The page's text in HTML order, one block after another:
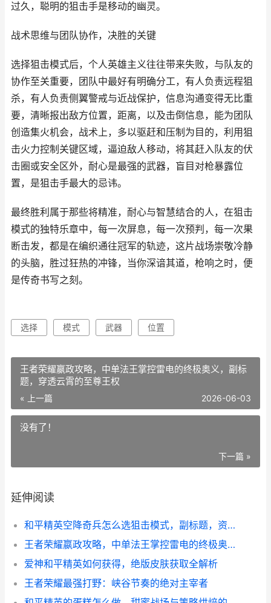
过久，聪明的狙击手是移动的幽灵。
战术思维与团队协作，决胜的关键
选择狙击模式后，个人英雄主义往往带来失败，与队友的
协作至关重要，团队中最好有明确分工，有人负责远程狙
杀，有人负责侧翼警戒与近战保护，信息沟通变得无比重
要，清晰报出敌方位置，距离，以及击倒信息，能为团队
创造集火机会，战术上，多以驱赶和压制为目的，利用狙
击火力控制关键区域，逼迫敌人移动，将其赶入队友的伏
击圈或安全区外，耐心是最强的武器，盲目对枪暴露位
置，是狙击手最大的忌讳。
最终胜利属于那些将精准，耐心与智慧结合的人，在狙击
模式的独特乐章中，每一次屏息，每一次预判，每一次果
断击发，都是在编织通往冠军的轨迹，这片战场崇敬冷静
的头脑，胜过狂热的冲锋，当你深谙其道，枪响之时，便
是传奇书写之刻。
选择 模式 武器 位置
王者荣耀嬴政攻略，中单法王掌控雷电的终极奥义，副标
题，穿透云霄的至尊王权
« 上一篇 2026-06-03
没有了！
下一篇 »
延伸阅读
和平精英空降奇兵怎么选狙击模式，副标题，资深玩家的狙击战场生存指南
王者荣耀嬴政攻略，中单法王掌控雷电的终极奥义，副标题，穿透云霄的至尊王权
爱神和平精英如何获得，绝版皮肤获取全解析
王者荣耀最强打野：峡谷节奏的绝对主宰者